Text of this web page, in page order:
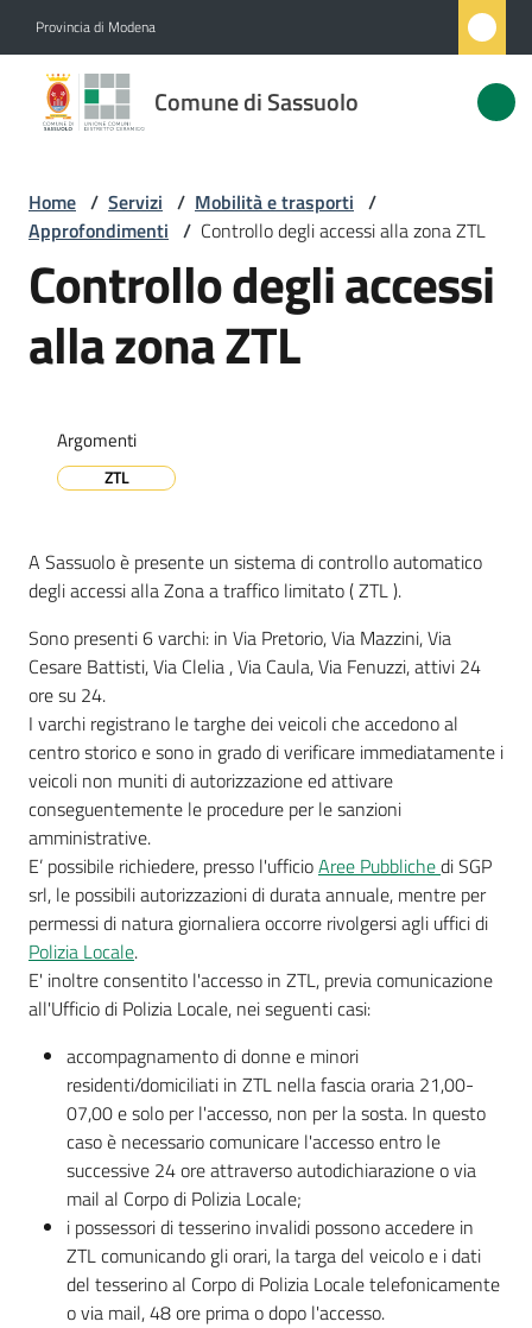
Provincia di Modena
Comune di Sassuolo
Comune
di
Novità
Vivere
Sassuolo
A
l
l
e
r
t
a
m
e
t
e
o
V
Home / Servizi / Mobilità e trasporti /
Approfondimenti / Controllo degli accessi alla zona ZTL
Controllo degli accessi
alla zona ZTL
Argomenti
ZTL
A Sassuolo è presente un sistema di controllo automatico
degli accessi alla Zona a traffico limitato ( ZTL ).
Sono presenti 6 varchi: in Via Pretorio, Via Mazzini, Via
Cesare Battisti, Via Clelia , Via Caula, Via Fenuzzi, attivi 24
ore su 24.
I varchi registrano le targhe dei veicoli che accedono al
centro storico e sono in grado di verificare immediatamente i
veicoli non muniti di autorizzazione ed attivare
conseguentemente le procedure per le sanzioni
amministrative.
E’ possibile richiedere, presso l'ufficioAree Pubblichedi SGP
srl, le possibili autorizzazioni di durata annuale, mentre per
permessi di natura giornaliera occorre rivolgersi agli uffici di
Polizia Locale.
E' inoltre consentito l'accesso in ZTL, previa comunicazione
all'Ufficio di Polizia Locale, nei seguenti casi:
accompagnamento di donne e minori
residenti/domiciliati in ZTL nella fascia oraria 21,00-
07,00 e solo per l'accesso, non per la sosta. In questo
caso è necessario comunicare l'accesso entro le
successive 24 ore attraverso autodichiarazione o via
mail al Corpo di Polizia Locale;
i possessori di tesserino invalidi possono accedere in
ZTL comunicando gli orari, la targa del veicolo e i dati
del tesserino al Corpo di Polizia Locale telefonicamente
o via mail, 48 ore prima o dopo l'accesso.